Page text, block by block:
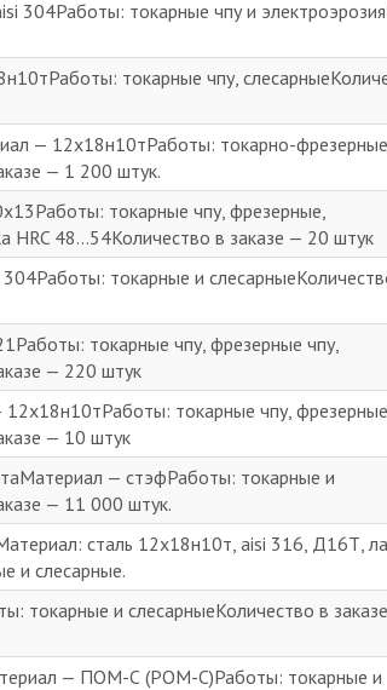
304Работы: токарные чпу и
токарные чпу,
— 12х18н10тРаботы: токарно-
— 1 200 штук.
токарные чпу, фрезерные,
HRC 48…54Количество в заказе — 20 штук
токарные и
токарные чпу, фрезерные чпу,
— 220 штук
токарные чпу,
— 10 штук
— стэфРаботы: токарные и
— 11 000 штук.
сталь 12х18н10т, aisi 316, Д16Т,
и слесарные.
токарные и слесарныеКоличество в
— ПОМ-С (РОМ-С)Работы: токарные и